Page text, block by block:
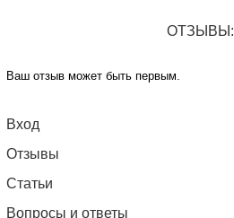
ОТЗЫВЫ:
Ваш отзыв может быть первым.
Вход
Отзывы
Статьи
Вопросы и ответы